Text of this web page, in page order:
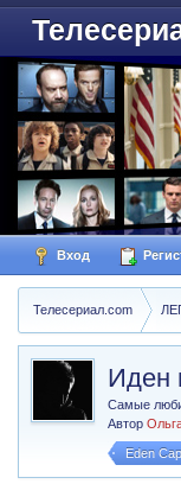
Вход
Телесериал.com
Иден
Самые
Автор
Eden